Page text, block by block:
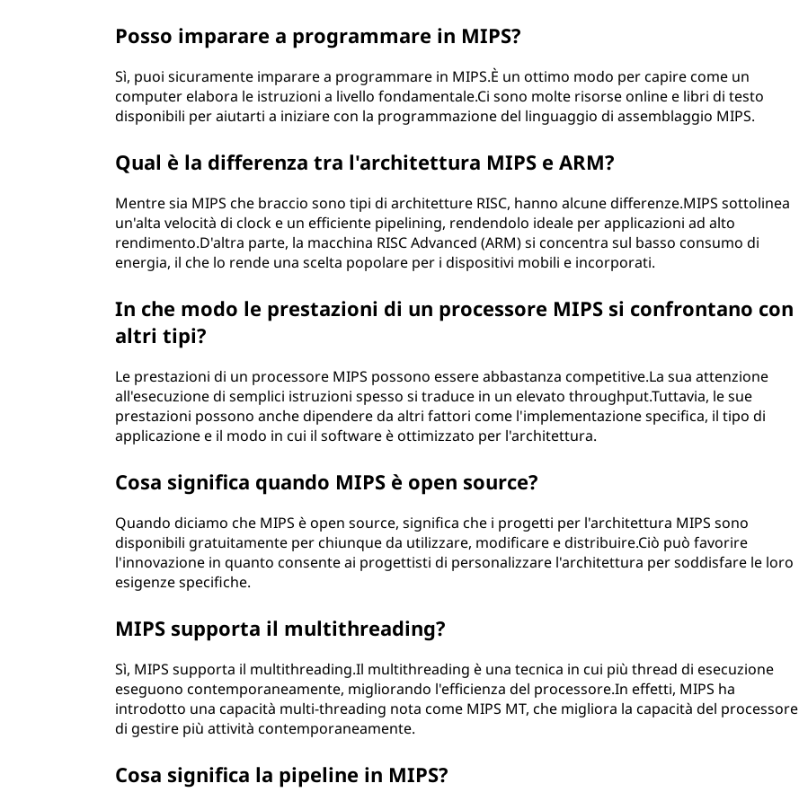
Posso imparare a programmare in MIPS?
Sì, puoi sicuramente imparare a programmare in MIPS.È un ottimo modo per capire come un
computer elabora le istruzioni a livello fondamentale.Ci sono molte risorse online e libri di testo
disponibili per aiutarti a iniziare con la programmazione del linguaggio di assemblaggio MIPS.
Qual è la differenza tra l'architettura MIPS e ARM?
Mentre sia MIPS che braccio sono tipi di architetture RISC, hanno alcune differenze.MIPS sottolinea
un'alta velocità di clock e un efficiente pipelining, rendendolo ideale per applicazioni ad alto
rendimento.D'altra parte, la macchina RISC Advanced (ARM) si concentra sul basso consumo di
energia, il che lo rende una scelta popolare per i dispositivi mobili e incorporati.
In che modo le prestazioni di un processore MIPS si confrontano con
altri tipi?
Le prestazioni di un processore MIPS possono essere abbastanza competitive.La sua attenzione
all'esecuzione di semplici istruzioni spesso si traduce in un elevato throughput.Tuttavia, le sue
prestazioni possono anche dipendere da altri fattori come l'implementazione specifica, il tipo di
applicazione e il modo in cui il software è ottimizzato per l'architettura.
Cosa significa quando MIPS è open source?
Quando diciamo che MIPS è open source, significa che i progetti per l'architettura MIPS sono
disponibili gratuitamente per chiunque da utilizzare, modificare e distribuire.Ciò può favorire
l'innovazione in quanto consente ai progettisti di personalizzare l'architettura per soddisfare le loro
esigenze specifiche.
MIPS supporta il multithreading?
Sì, MIPS supporta il multithreading.Il multithreading è una tecnica in cui più thread di esecuzione
eseguono contemporaneamente, migliorando l'efficienza del processore.In effetti, MIPS ha
introdotto una capacità multi-threading nota come MIPS MT, che migliora la capacità del processore
di gestire più attività contemporaneamente.
Cosa significa la pipeline in MIPS?